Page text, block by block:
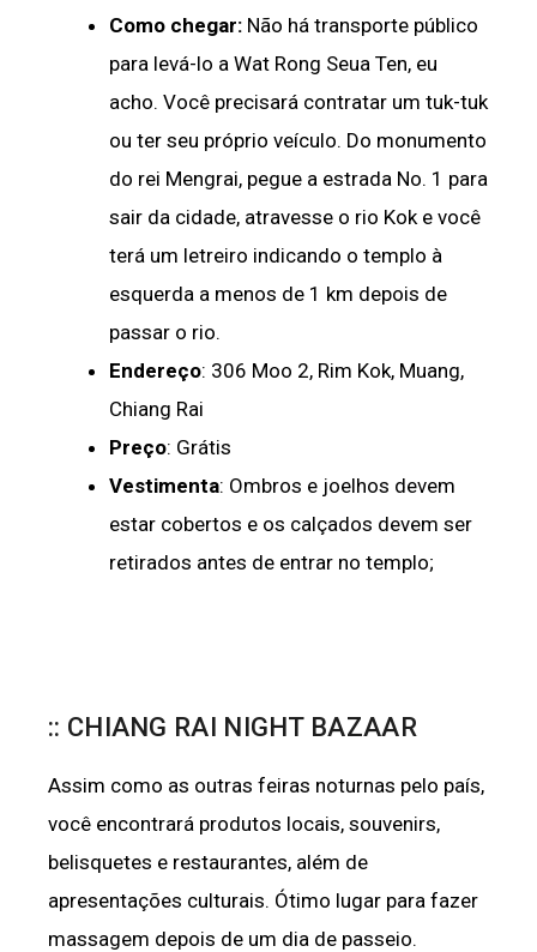
Como chegar: Não há transporte público
para levá-lo a Wat Rong Seua Ten, eu
acho. Você precisará contratar um tuk-tuk
ou ter seu próprio veículo. Do monumento
do rei Mengrai, pegue a estrada No. 1 para
sair da cidade, atravesse o rio Kok e você
terá um letreiro indicando o templo à
esquerda a menos de 1 km depois de
passar o rio.
Endereço: 306 Moo 2, Rim Kok, Muang,
Chiang Rai
Preço: Grátis
Vestimenta: Ombros e joelhos devem
estar cobertos e os calçados devem ser
retirados antes de entrar no templo;
:: CHIANG RAI NIGHT BAZAAR
Assim como as outras feiras noturnas pelo país,
você encontrará produtos locais, souvenirs,
belisquetes e restaurantes, além de
apresentações culturais. Ótimo lugar para fazer
massagem depois de um dia de passeio.